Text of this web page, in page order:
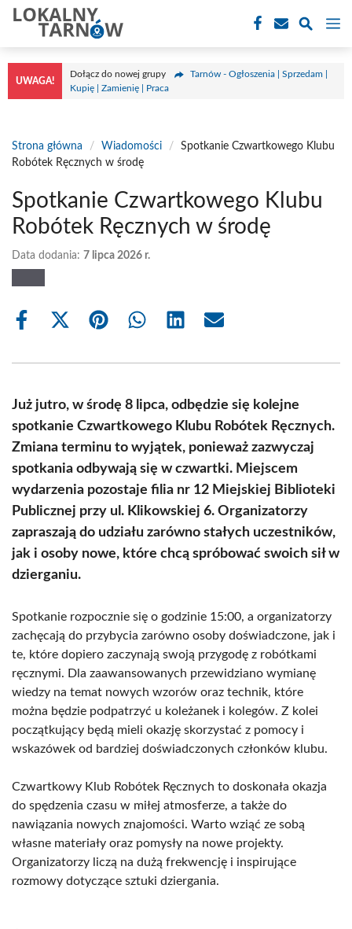
Przejdź
treści
UWAGA!
Dołącz do nowej grupy
Tarnów - Ogłoszenia | Sprzedam |
Kupię | Zamienię | Praca
Strona główna / Wiadomości /
Spotkanie Czwartkowego Klubu
Robótek Ręcznych w środę
Spotkanie Czwartkowego Klubu
Robótek Ręcznych w środę
Data dodania: 7 lipca 2026 r.
Share
Share
(Twitter)
Share Share Share Share
Już jutro, w środę 8 lipca, odbędzie się kolejne
spotkanie Czwartkowego Klubu Robótek Ręcznych.
Zmiana terminu to wyjątek, ponieważ zazwyczaj
spotkania odbywają się w czwartki. Miejscem
wydarzenia pozostaje filia nr 12 Miejskiej Biblioteki
Publicznej przy ul. Klikowskiej 6. Organizatorzy
zapraszają do udziału zarówno stałych uczestników,
jak i osoby nowe, które chcą spróbować swoich sił w
dzierganiu.
Spotkanie rozpocznie się o godzinie 15:00, a organizatorzy
zachęcają do przybycia zarówno osoby doświadczone, jak i
te, które dopiero zaczynają swoją przygodę z robótkami
ręcznymi. Dla zaawansowanych przewidziano wymianę
wiedzy na temat nowych wzorów oraz technik, które
można będzie podpatrzyć u koleżanek i kolegów. Z kolei
początkujący będą mieli okazję skorzystać z pomocy i
wskazówek od bardziej doświadczonych członków klubu.
Czwartkowy Klub Robótek Ręcznych to doskonała okazja
do spędzenia czasu w miłej atmosferze, a także do
nawiązania nowych znajomości. Warto wziąć ze sobą
własne materiały oraz pomysły na nowe projekty.
Organizatorzy liczą na dużą frekwencję i inspirujące
rozmowy dotyczące sztuki dziergania.